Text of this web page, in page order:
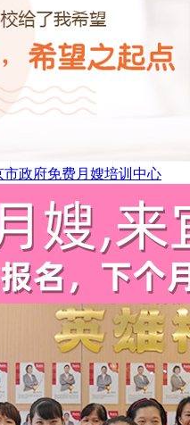
政府免费月嫂培训中心